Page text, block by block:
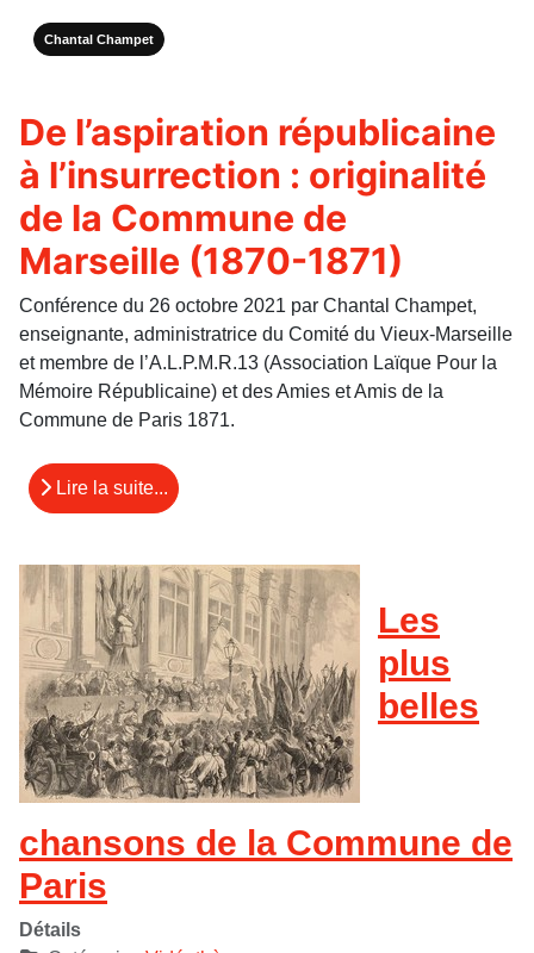
Chantal Champet
De l’aspiration républicaine
à l’insurrection : originalité
de la Commune de
Marseille (1870-1871)
Conférence du 26 octobre 2021 par Chantal Champet,
enseignante, administratrice du Comité du Vieux-Marseille
et membre de l’A.L.P.M.R.13 (Association Laïque Pour la
Mémoire Républicaine) et des Amies et Amis de la
Commune de Paris 1871.
Lire la suite...
Les
plus
belles
chansons de la Commune de
Paris
Détails